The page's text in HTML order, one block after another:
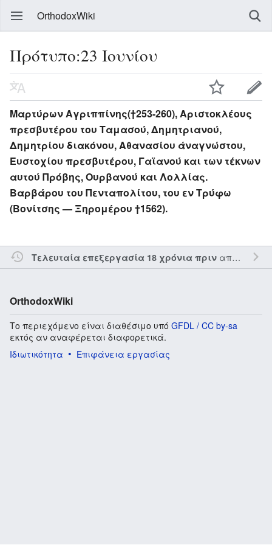
OrthodoxWiki
Πρότυπο:23 Ιουνίου
Μαρτύρων Αγριππίνης(†253-260), Αριστοκλέους
πρεσβυτέρου του Ταμασού, Δημητριανού,
Δημητρίου διακόνου, Αθανασίου άναγνώστου,
Ευστοχίου πρεσβυτέρου, Γαϊανού και των τέκνων
αυτού Πρόβης, Ουρβανού και Λολλίας.
Βαρβάρου του Πενταπολίτου, του εν Τρύφω
(Βονίτσης — Ξηρομέρου †1562).
Τελευταία επεξεργασία 18 χρόνια πριναπό τον την
OrthodoxWiki
Το περιεχόμενο είναι διαθέσιμο υπό GFDL / CC by-sa
εκτός αν αναφέρεται διαφορετικά.
Ιδιωτικότητα
Επιφάνεια εργασίας